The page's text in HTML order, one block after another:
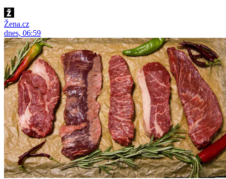
Žena.cz
dnes, 06:59